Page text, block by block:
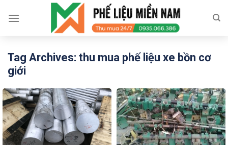
Tag Archives: thu mua phế liệu xe bồn cơ
giới